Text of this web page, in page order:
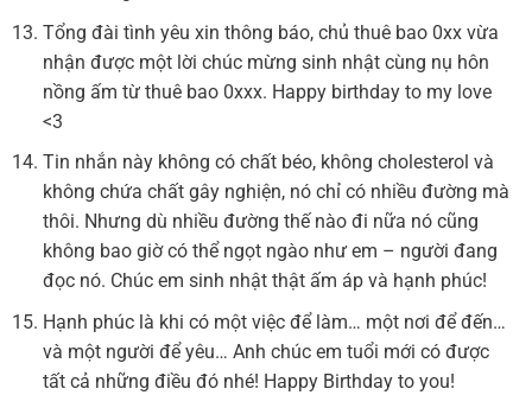
Tổng đài tình yêu xin thông báo, chủ thuê bao 0xx vừa
nhận được một lời chúc mừng sinh nhật cùng nụ hôn
nồng ấm từ thuê bao 0xxx. Happy birthday to my love
<3
Tin nhắn này không có chất béo, không cholesterol và
không chứa chất gây nghiện, nó chỉ có nhiều đường mà
thôi. Nhưng dù nhiều đường thế nào đi nữa nó cũng
không bao giờ có thể ngọt ngào như em – người đang
đọc nó. Chúc em sinh nhật thật ấm áp và hạnh phúc!
Hạnh phúc là khi có một việc để làm… một nơi để đến…
và một người để yêu… Anh chúc em tuổi mới có được
tất cả những điều đó nhé! Happy Birthday to you!